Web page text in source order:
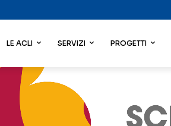
LE ACLI SERVIZI PROGETTI